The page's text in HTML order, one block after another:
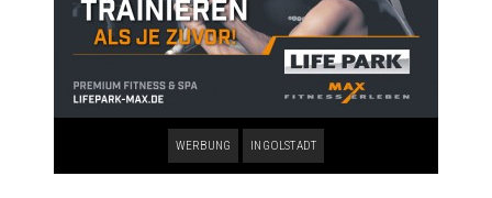
WERBUNG INGOLSTADT